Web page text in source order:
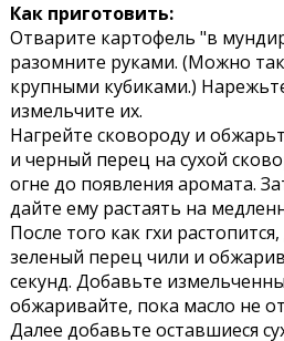
Как приготовить:
Отварите картофель "в
разомните руками. (Можно
крупными кубиками.)
измельчите их.
Нагрейте сковороду и
и черный перец на сухой
огне до появления аромата.
дайте ему растаять на
После того как гхи
зеленый перец чили и
секунд. Добавьте
обжаривайте, пока масло не
Далее добавьте оставшиеся